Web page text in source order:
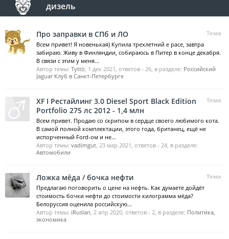
дизель
Тема
Про заправки в СПб и ЛО
Всем привет! Я новенькая) Купила трехлетний e pace, завтра
забираю. Живу в Финляндии, собираюсь в Питер в конце декабря.
В связи с этим у меня...
Автор темы: Tyttö, 1 дек 2021 , ответов - 26, в разделе: Российский
Jaguar Клуб в Санкт-Петербурге
Тема
XF I Рестайлинг 3.0 Diesel Sport Black Edition
Portfolio 275 лс 2012 - 1,4 млн
Всем привет. Продаю со скрипом в сердце своего любимого кота.
В самой полной комплектации, этого года, британец, ещё не
испорченный Ford-ом и не...
Автор темы: vadimgut, 23 мар 2021 , ответов - 24, в разделе:
Автомобили
Тема
Ложка мёда / бочка нефти
Предлагаю поговорить о цене на нефть. Как думаете дойдёт
стоимость бочки нефти до стоимости килограмма мёда?
Белоруссия оценила российскую...
Автор темы: iRuslan, 2 апр 2020, ответов - 2, в разделе: Политика,
экономика